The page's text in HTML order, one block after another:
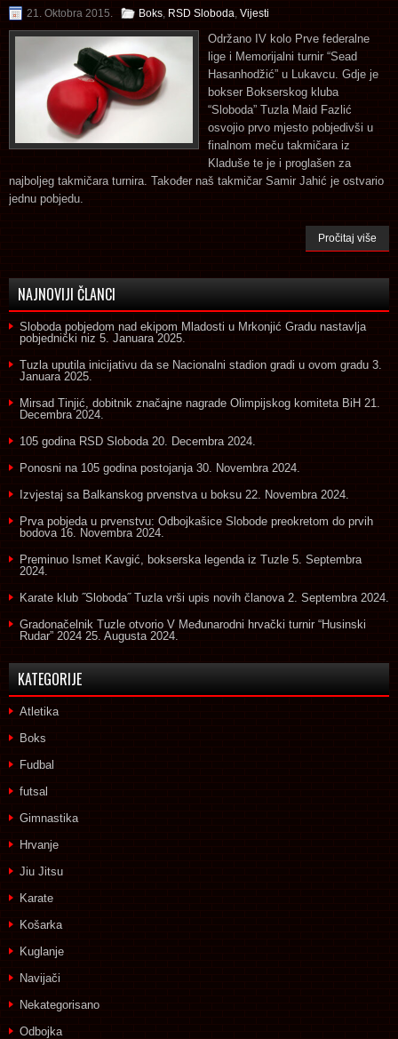
21. Oktobra 2015. Boks RSD Sloboda Vijesti
Održano IV kolo Prve federalne
lige i Memorijalni turnir “Sead
Hasanhodžić” u Lukavcu. Gdje je
bokser Bokserskog kluba
“Sloboda” Tuzla Maid Fazlić
osvojio prvo mjesto pobjedivši u
finalnom meču takmičara iz
Kladuše te je i proglašen za
najboljeg takmičara turnira. Također naš takmičar Samir Jahić je ostvario
jednu pobjedu.
Pročitaj više
NAJNOVIJI ČLANCI
Sloboda pobjedom nad ekipom Mladosti u Mrkonjić Gradu nastavlja
pobjednički niz 5. Januara 2025.
Tuzla uputila inicijativu da se Nacionalni stadion gradi u ovom gradu 3.
Januara 2025.
Mirsad Tinjić, dobitnik značajne nagrade Olimpijskog komiteta BiH 21.
Decembra 2024.
105 godina RSD Sloboda 20. Decembra 2024.
Ponosni na 105 godina postojanja 30. Novembra 2024.
Izvjestaj sa Balkanskog prvenstva u boksu 22. Novembra 2024.
Prva pobjeda u prvenstvu: Odbojkašice Slobode preokretom do prvih
bodova 16. Novembra 2024.
Preminuo Ismet Kavgić, bokserska legenda iz Tuzle 5. Septembra
2024.
Karate klub ˝Sloboda˝ Tuzla vrši upis novih članova 2. Septembra 2024.
Gradonačelnik Tuzle otvorio V Međunarodni hrvački turnir “Husinski
Rudar” 2024 25. Augusta 2024.
KATEGORIJE
Atletika
Boks
Fudbal
futsal
Gimnastika
Hrvanje
Jiu Jitsu
Karate
Košarka
Kuglanje
Navijači
Nekategorisano
Odbojka